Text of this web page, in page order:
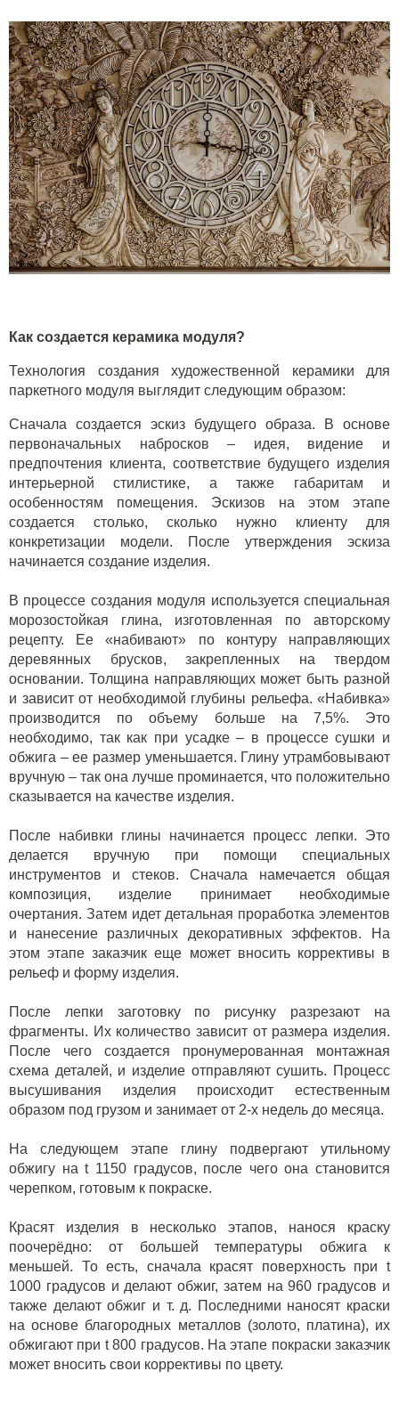
Как создается керамика модуля?
Технология создания художественной керамики для
паркетного модуля выглядит следующим образом:
Сначала создается эскиз будущего образа. В основе
первоначальных набросков – идея, видение и
предпочтения клиента, соответствие будущего изделия
интерьерной стилистике, а также габаритам и
особенностям помещения. Эскизов на этом этапе
создается столько, сколько нужно клиенту для
конкретизации модели. После утверждения эскиза
начинается создание изделия.
В процессе создания модуля используется специальная
морозостойкая глина, изготовленная по авторскому
рецепту. Ее «набивают» по контуру направляющих
деревянных брусков, закрепленных на твердом
основании. Толщина направляющих может быть разной
и зависит от необходимой глубины рельефа. «Набивка»
производится по объему больше на 7,5%. Это
необходимо, так как при усадке – в процессе сушки и
обжига – ее размер уменьшается. Глину утрамбовывают
вручную – так она лучше проминается, что положительно
сказывается на качестве изделия.
После набивки глины начинается процесс лепки. Это
делается вручную при помощи специальных
инструментов и стеков. Сначала намечается общая
композиция, изделие принимает необходимые
очертания. Затем идет детальная проработка элементов
и нанесение различных декоративных эффектов. На
этом этапе заказчик еще может вносить коррективы в
рельеф и форму изделия.
После лепки заготовку по рисунку разрезают на
фрагменты. Их количество зависит от размера изделия.
После чего создается пронумерованная монтажная
схема деталей, и изделие отправляют сушить. Процесс
высушивания изделия происходит естественным
образом под грузом и занимает от 2-х недель до месяца.
На следующем этапе глину подвергают утильному
обжигу наt 1150 градусов, после чего она становится
черепком, готовым к покраске.
Красят изделия в несколько этапов, нанося краску
поочерёдно: от большей температуры обжига к
меньшей. То есть, сначала красят поверхность при t
1000 градусов и делают обжиг, затем на 960 градусов и
также делают обжиг и т. д. Последними наносят краски
на основе благородных металлов (золото, платина), их
обжигают при t800 градусов. На этапе покраски заказчик
может вносить свои коррективы по цвету.